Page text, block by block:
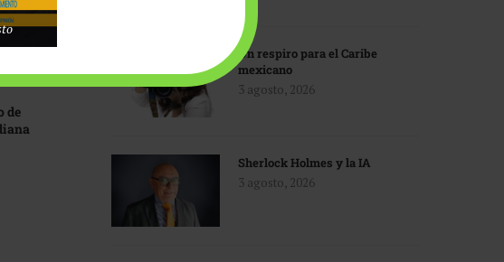
de
Un respiro para el Caribe
mexicano
3 agosto, 2026
Sherlock Holmes y la IA
3 agosto, 2026